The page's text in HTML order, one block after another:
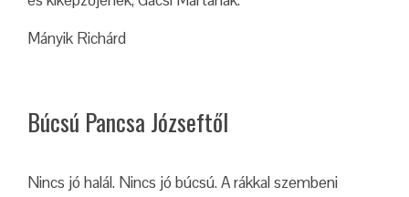
Mányik Richárd
Búcsú Pancsa Józseftől
Nincs jó halál. Nincs jó búcsú. A rákkal szembeni